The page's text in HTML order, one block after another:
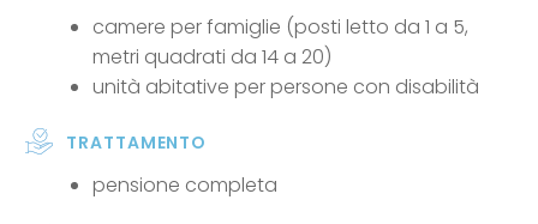
camere per famiglie (posti letto da 1 a 5,
metri quadrati da 14 a 20)
unità abitative per persone con disabilità
TRATTAMENTO
pensione completa